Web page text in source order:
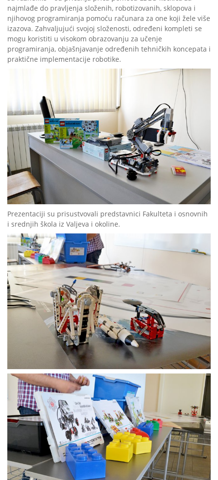
najmlađe do pravljenja složenih, robotizovanih, sklopova i
njihovog programiranja pomoću računara za one koji žele više
izazova. Zahvaljujući svojoj složenosti, određeni kompleti se
mogu koristiti u visokom obrazovanju za učenje
programiranja, objašnjavanje određenih tehničkih koncepata i
praktične implementacije robotike.
Prezentaciji su prisustvovali predstavnici Fakulteta i osnovnih
i srednjih škola iz Valjeva i okoline.